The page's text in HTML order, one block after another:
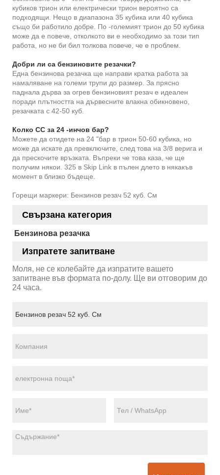
кубиков трион или електрически трион вероятно са
подходящи. Нещо в диапазона 35 кубика или 40 кубика
също би работило добре. По -големият трион до 50 кубика
може да е повече, отколкото ви е необходимо за този тип
работа, но не би бил толкова повече, че е проблем.
Добри ли са бензиновите резачки?
Една бензинова резачка ще направи кратка работа за
намаляване на големи трупи до размер. За прясно
паднала дърва за огрев бензиновият резач е идеален
поради плътността на дървесните влакна обикновено,
резачката с 42-50 куб.
Колко CC за 24 -инчов бар?
Можете да отидете на 24 "бар в трион 50-60 кубика, но
може да искате да превключите, след това на 3/8 верига и
да прескочите връзката. Въпреки че това каза, че ще
получим някои. 325 в Skip Link в пълен длето в някакъв
момент в близко бъдеще.
Горещи маркери: Бензинов резач 52 куб. См
Свързана категория
Бензинова резачка
Изпратете запитване
Моля, не се колебайте да изпратите вашето
запитване във формата по-долу. Ще ви отговорим до
24 часа.